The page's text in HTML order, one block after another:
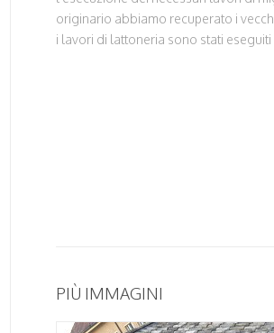
originario abbiamo recuperato i
i lavori di lattoneria sono stati
PIÙ IMMAGINI